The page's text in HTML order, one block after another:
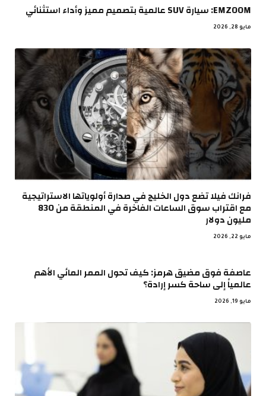
EMZOOM: سيارة SUV عالمية بتصميم مميز وأداء استثنائي
مايو 28, 2026
فرانك فيلا تضع دول الخليج في صدارة أولوياتها الاستراتيجية
مع اقتراب سوق الساعات الفاخرة في المنطقة من 830
مليون دولار
مايو 22, 2026
عاصفة فوق مضيق هرمز: كيف تحول الممر المائي الأهم
عالمياً إلى ساحة كسر إرادة؟
مايو 19, 2026